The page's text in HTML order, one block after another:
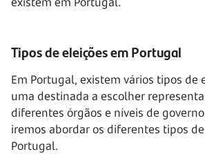
Tipos de eleições em Portugal
Em Portugal, existem vários tipos de
uma destinada a escolher
diferentes órgãos e níveis de
iremos abordar os diferentes tipos
Portugal.